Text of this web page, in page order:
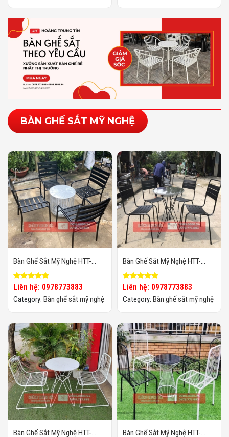
BÀN GHẾ SẮT MỸ NGHỆ
Bàn Ghế Sắt Mỹ Nghệ HTT-
MN06
Liên hệ: 0978773883
Category: Bàn ghế sắt mỹ nghệ
Bàn Ghế Sắt Mỹ Nghệ HTT-
MN05
Liên hệ: 0978773883
Category: Bàn ghế sắt mỹ nghệ
Bàn Ghế Sắt Mỹ Nghệ HTT-
Bàn Ghế Sắt Mỹ Nghệ HTT-